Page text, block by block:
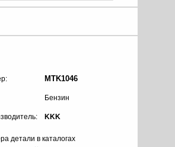
MTK1046
Бензин
KKK
детали в каталогах